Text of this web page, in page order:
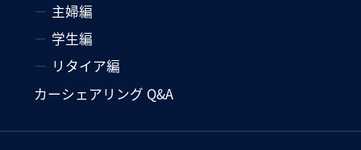
主婦編
学生編
リタイア編
カーシェアリング Q&A